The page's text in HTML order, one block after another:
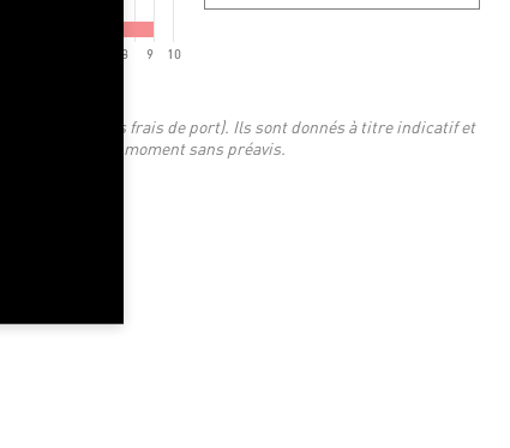
8 9 10
en euros (hors frais de port). Ils sont donnés à titre indicatif et
modifiés à tout moment sans préavis.